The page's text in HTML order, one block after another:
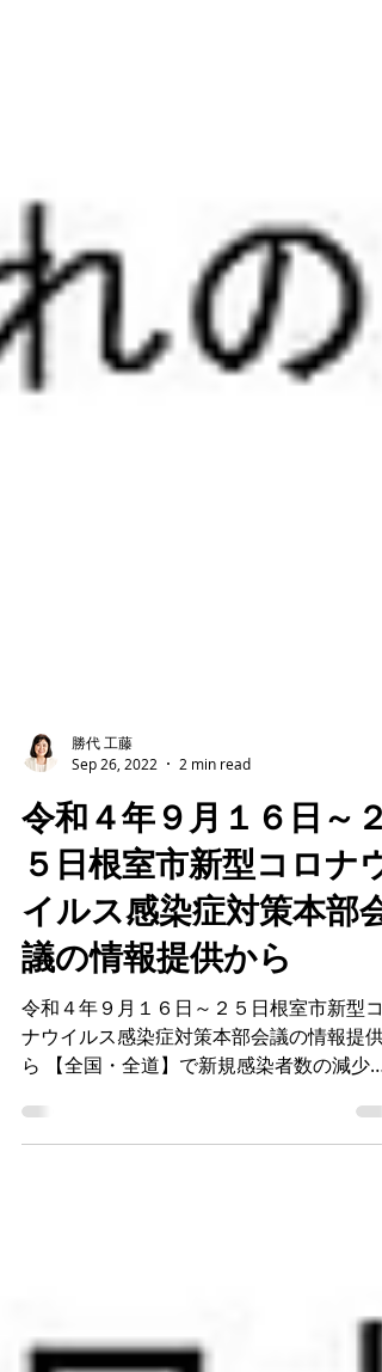
勝代 工藤
Sep 26, 2022
2 min read
令和４年９月１６日～２
５日根室市新型コロナウ
イルス感染症対策本部会
議の情報提供から
令和４年９月１６日～２５日根室市新型コ
ら 【全国・全道】で新規感染者数の減少傾
向が続いています。 【根室市】において